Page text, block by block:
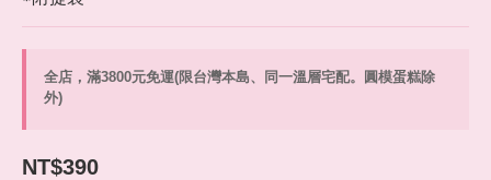
全店，滿3800元免運(限台灣本島、同一溫層宅配。圓模蛋糕除
外)
NT$390